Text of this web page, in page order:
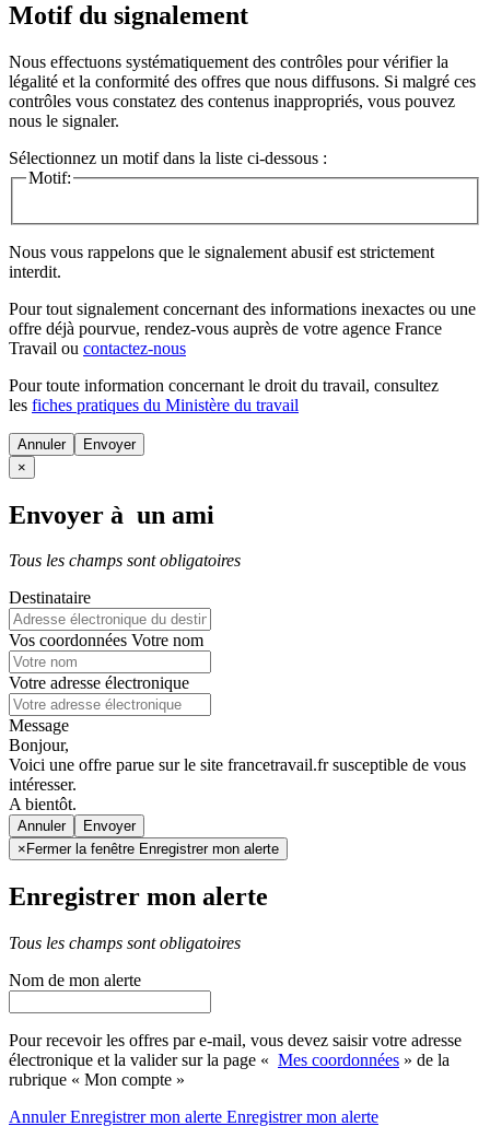
Motif du signalement
Nous effectuons systématiquement des contrôles pour vérifier la
légalité et la conformité des offres que nous diffusons. Si malgré ces
contrôles vous constatez des contenus inappropriés, vous pouvez
nous le signaler.
Sélectionnez un motif dans la liste ci-dessous :
Motif:
Nous vous rappelons que le signalement abusif est strictement
interdit.
Pour tout signalement concernant des informations inexactes ou une
offre déjà pourvue, rendez-vous auprès de votre agence France
Travail ou contactez-nous
Pour toute information concernant le droit du travail, consultez
les fiches pratiques du Ministère du travail
Annuler
×
Envoyer à un ami
Tous les champs sont obligatoires
Destinataire
Vos coordonnées Votre nom
Votre adresse électronique
Message
Bonjour,
Voici une offre parue sur le site francetravail.fr susceptible de vous
intéresser.
A bientôt.
Annuler
× Fermer la fenêtre Enregistrer mon alerte
Enregistrer mon alerte
Tous les champs sont obligatoires
Nom de mon alerte
Pour recevoir les offres par e-mail, vous devez saisir votre adresse
électronique et la valider sur la page « Mes coordonnées » de la
rubrique « Mon compte »
AnnulerEnregistrer mon alerte Enregistrermon alerte